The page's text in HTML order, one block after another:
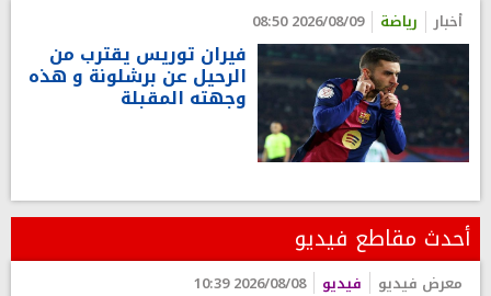
أخبار رياضة 2026/08/09 08:50
فيران توريس يقترب من
الرحيل عن برشلونة و هذه
وجهته المقبلة
أحدث مقاطع فيديو
معرض فيديو فيديو 2026/08/08 10:39